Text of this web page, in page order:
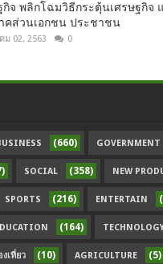
กิจ พลิกโฉมวิธีกระตุ้นเศรษฐกิจ
คส่วนเอกชน ประชาชน
ม 02, 2563 0
(660) GOVERNMENT
SOCIAL (358) NEW
SPORTS (216) ENTERTAIN
(164)
งเที่ยว (10) AGRICULTURE (5)